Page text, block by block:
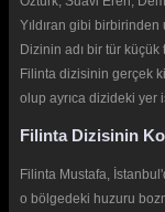
Yıldıran gibi
Dizinin adı bir tür küçük
Filinta dizisinin gerçek
olup ayrıca dizideki yer
Filinta Dizisinin
Filinta Mustafa,
o bölgedeki huzuru